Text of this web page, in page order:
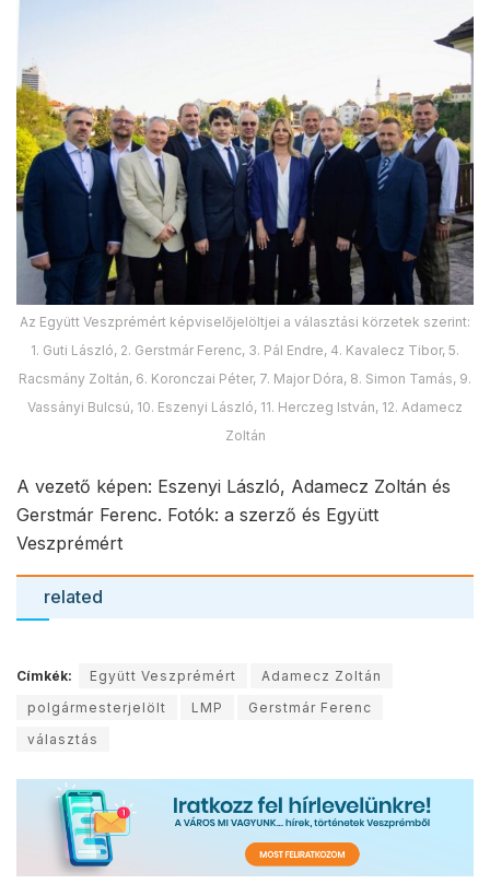
Az Együtt Veszprémért képviselőjelöltjei a választási körzetek szerint:
1. Guti László, 2. Gerstmár Ferenc, 3. Pál Endre, 4. Kavalecz Tibor, 5.
Racsmány Zoltán, 6. Koronczai Péter, 7. Major Dóra, 8. Simon Tamás, 9.
Vassányi Bulcsú, 10. Eszenyi László, 11. Herczeg István, 12. Adamecz
Zoltán
A vezető képen: Eszenyi László, Adamecz Zoltán és
Gerstmár Ferenc. Fotók: a szerző és Együtt
Veszprémért
related
Címkék: Együtt Veszprémért
Adamecz Zoltán
polgármesterjelölt
LMP
Gerstmár Ferenc
választás